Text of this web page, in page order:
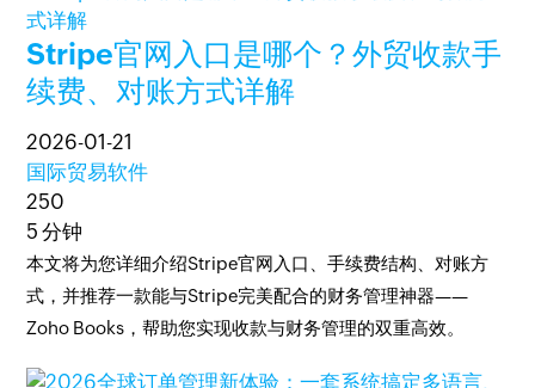
Stripe官网入口是哪个？外贸收款手
续费、对账方式详解
2026-01-21
国际贸易软件
250
5 分钟
本文将为您详细介绍Stripe官网入口、手续费结构、对账方
式，并推荐一款能与Stripe完美配合的财务管理神器——
Zoho Books，帮助您实现收款与财务管理的双重高效。